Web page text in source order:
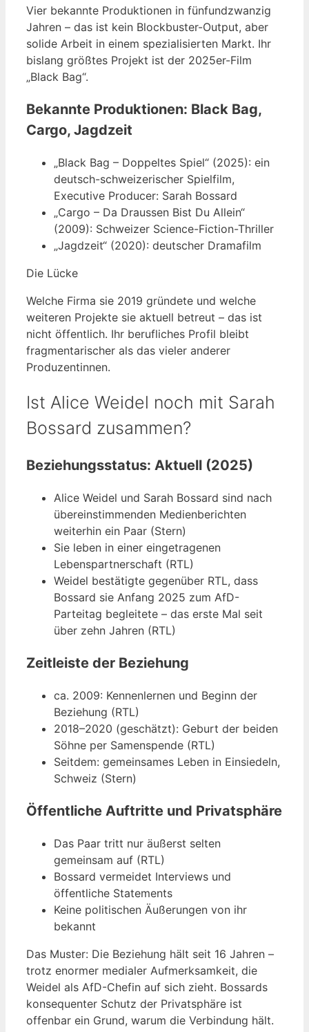
Vier bekannte Produktionen in fünfundzwanzig
Jahren – das ist kein Blockbuster-Output, aber
solide Arbeit in einem spezialisierten Markt. Ihr
bislang größtes Projekt ist der 2025er-Film
„Black Bag“.
Bekannte Produktionen: Black Bag,
Cargo, Jagdzeit
„Black Bag – Doppeltes Spiel“ (2025): ein
deutsch-schweizerischer Spielfilm,
Executive Producer: Sarah Bossard
„Cargo – Da Draussen Bist Du Allein“
(2009): Schweizer Science-Fiction-Thriller
„Jagdzeit“ (2020): deutscher Dramafilm
Die Lücke
Welche Firma sie 2019 gründete und welche
weiteren Projekte sie aktuell betreut – das ist
nicht öffentlich. Ihr berufliches Profil bleibt
fragmentarischer als das vieler anderer
Produzentinnen.
Ist Alice Weidel noch mit Sarah
Bossard zusammen?
Beziehungsstatus: Aktuell (2025)
Alice Weidel und Sarah Bossard sind nach
übereinstimmenden Medienberichten
weiterhin ein Paar (Stern)
Sie leben in einer eingetragenen
Lebenspartnerschaft (RTL)
Weidel bestätigte gegenüber RTL, dass
Bossard sie Anfang 2025 zum AfD-
Parteitag begleitete – das erste Mal seit
über zehn Jahren (RTL)
Zeitleiste der Beziehung
ca. 2009: Kennenlernen und Beginn der
Beziehung (RTL)
2018–2020 (geschätzt): Geburt der beiden
Söhne per Samenspende (RTL)
Seitdem: gemeinsames Leben in Einsiedeln,
Schweiz (Stern)
Öffentliche Auftritte und Privatsphäre
Das Paar tritt nur äußerst selten
gemeinsam auf (RTL)
Bossard vermeidet Interviews und
öffentliche Statements
Keine politischen Äußerungen von ihr
bekannt
Das Muster: Die Beziehung hält seit 16 Jahren –
trotz enormer medialer Aufmerksamkeit, die
Weidel als AfD-Chefin auf sich zieht. Bossards
konsequenter Schutz der Privatsphäre ist
offenbar ein Grund, warum die Verbindung hält.